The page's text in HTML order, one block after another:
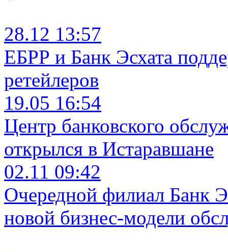
28.12 13:57
ЕБРР и Банк Эсхата
ретейлеров
19.05 16:54
Центр банковского
открылся в Истаравшане
02.11 09:42
Очередной филиал Банк
новой бизнес-модели